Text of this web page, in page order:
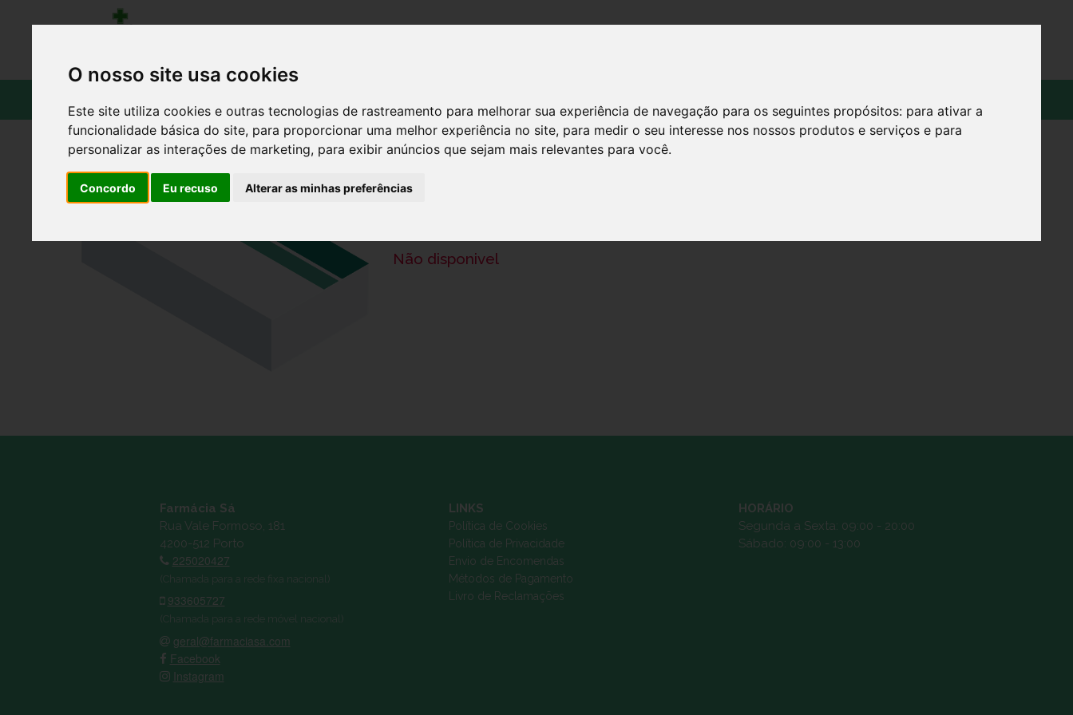
O nosso site usa cookies
Este site utiliza cookies e outras tecnologias de rastreamento para melhorar sua experiência de navegação para os seguintes propósitos: para ativar a
funcionalidade básica do site, para proporcionar uma melhor experiência no site, para medir o seu interesse nos nossos produtos e serviços e para
personalizar as interações de marketing, para exibir anúncios que sejam mais relevantes para você.
Concordo Eu recuso Alterar as minhas preferências
PERFUME FEMININO 150ML N.15
Ref.: 2140015
Não disponivel
Farmácia Sá
Rua Vale Formoso, 181
4200-512 Porto
225020427
(Chamada para a rede fixa nacional)
933605727
(Chamada para a rede móvel nacional)
geral@farmaciasa.com
Facebook
Instagram
LINKS
Política de Cookies
Política de Privacidade
Envio de Encomendas
Métodos de Pagamento
Livro de Reclamações
HORÁRIO
Segunda a Sexta: 09:00 - 20:00
Sábado: 09:00 - 13:00